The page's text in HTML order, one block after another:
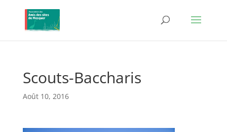
Scouts-Baccharis
Août 10, 2016